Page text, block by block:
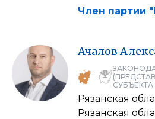
Член партии
Ачалов
Рязанская
Рязанская